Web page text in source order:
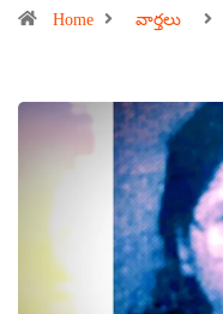
Home వార్తలు